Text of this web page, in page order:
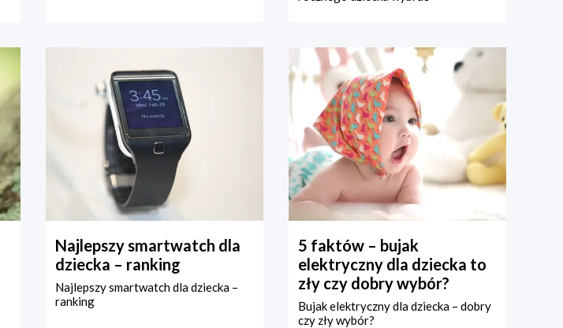
Najlepszy smartwatch dla
dziecka – ranking
Najlepszy smartwatch dla dziecka –
ranking
5 faktów – bujak
elektryczny dla dziecka to
zły czy dobry wybór?
Bujak elektryczny dla dziecka – dobry
czy zły wybór?